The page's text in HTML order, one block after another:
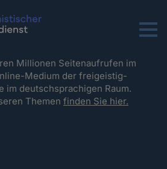
Menu
Millionen Seitenaufrufen im
Medium der freigeistig-
im deutschsprachigen Raum.
Themenfinden Sie hier.